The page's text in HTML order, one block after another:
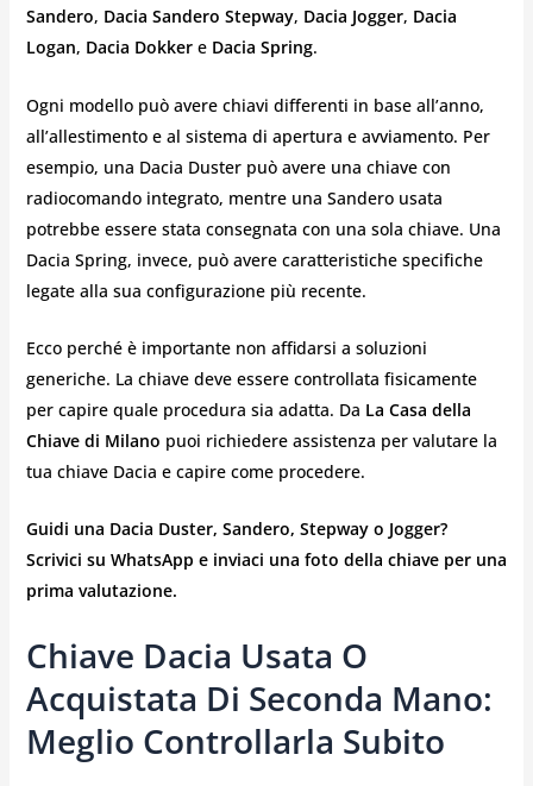
Sandero, Dacia Sandero Stepway, Dacia Jogger, Dacia
Logan, Dacia Dokkere Dacia Spring.
Ogni modello può avere chiavi differenti in base all’anno,
all’allestimento e al sistema di apertura e avviamento. Per
esempio, una Dacia Duster può avere una chiave con
radiocomando integrato, mentre una Sandero usata
potrebbe essere stata consegnata con una sola chiave. Una
Dacia Spring, invece, può avere caratteristiche specifiche
legate alla sua configurazione più recente.
Ecco perché è importante non affidarsi a soluzioni
generiche. La chiave deve essere controllata fisicamente
per capire quale procedura sia adatta. Da La Casa della
Chiave di Milano puoi richiedere assistenza per valutare la
tua chiave Dacia e capire come procedere.
Guidi una Dacia Duster, Sandero, Stepway o Jogger?
Scrivici su WhatsApp e inviaci una foto della chiave per una
prima valutazione.
Chiave Dacia Usata O
Acquistata Di Seconda Mano:
Meglio Controllarla Subito